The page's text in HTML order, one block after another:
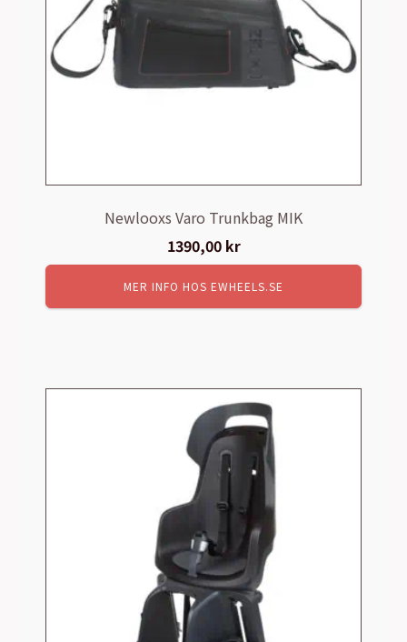
Newlooxs Varo Trunkbag MIK
1390,00 kr
MER INFO HOS EWHEELS.SE